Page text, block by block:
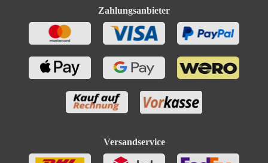
Zahlungsanbieter
Versandservice